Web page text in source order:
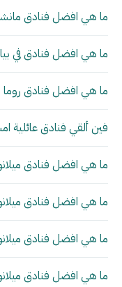
ما هي افضل فنادق
ما هي افضل فنادق في
ما هي افضل فنادق روما
فين ألقي فنادق عائلية
ما هي افضل فنادق
ما هي افضل فنادق
ما هي افضل فنادق
ما هي افضل فنادق